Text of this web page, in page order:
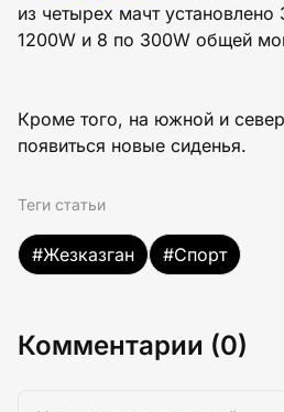
из четырех мачт установлено
1200W и 8 по 300W общей
Кроме того, на южной и
появиться новые сиденья.
Теги статьи
#Жезказган #Спорт
Комментарии (0)